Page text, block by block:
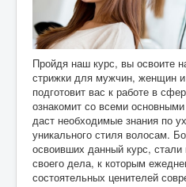
Пройдя наш курс, вы освоите
стрижки для мужчин, женщин
подготовит вас к работе в
ознакомит со всеми
даст необходимые знания по
уникального стиля волосам.
освоивших данный курс,
своего дела, к которым
состоятельных ценителей